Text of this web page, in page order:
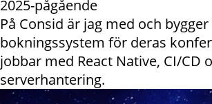
2025-pågående
På Consid är jag med och
bokningssystem för deras
jobbar med React Native, CI/CD
serverhantering.